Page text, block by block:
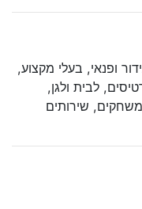
ופנאי, בעלי מקצוע,
לבית ולגן,
שירותים